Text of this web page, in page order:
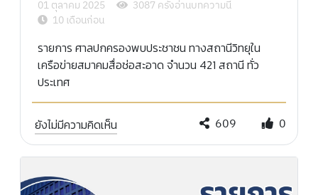
01 ตุลาคม 2025
3087 ครั้งอ่านบทความนี้
10 เดือนก่อน
รายการ ศาลปกครองพบประชาชน ทางสถานีวิทยุใน
เครือข่ายสมาคมสื่อช่อสะอาด จำนวน 421 สถานี ทั่ว
ประเทศ
ยังไม่มีความคิดเห็น 609 0